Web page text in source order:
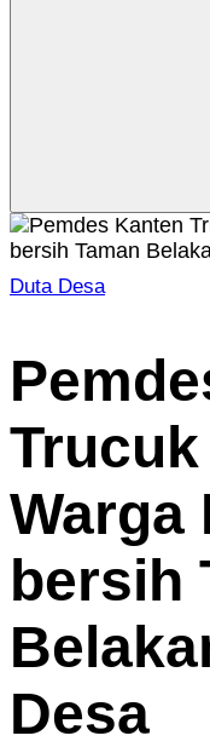
Desember
21
Pemdes
Kanten
Trucuk
Warga
Bersih-
Taman
Kantor
Desa
Duta Desa
Warga
bersih
Desa